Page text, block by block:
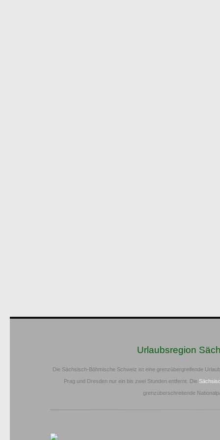
Urlaubsregion
Die Sächsisch-Böhmische Schweiz ist eine grenzübergreifende
Prag und Dresden nur ein bis zwei Stunden entfernt. Die
grenzüberschreitende